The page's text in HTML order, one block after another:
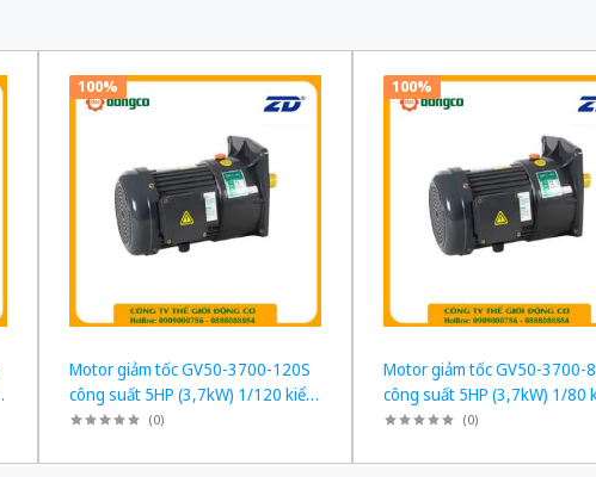
100%
Motor giảm tốc GV50-3700-120S
công suất 5HP (3,7kW) 1/120 kiểu
lắp Mặt bích
(0)
100%
Motor giảm tốc GV50-3700-
công suất 5HP (3,7kW) 1/80
lắp Mặt bích
(0)